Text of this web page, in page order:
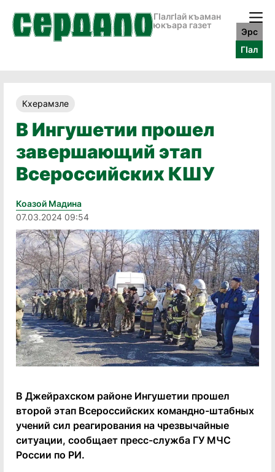
ГӀалгӀай къаман
юкъара газет
Эрс
ГӀал
Кхерамзле
В Ингушетии прошел
завершающий этап
Всероссийских КШУ
Коазой Мадина
07.03.2024 09:54
В Джейрахском районе Ингушетии прошел
второй этап Всероссийских командно-штабных
учений сил реагирования на чрезвычайные
ситуации, сообщает пресс-служба ГУ МЧС
России по РИ.